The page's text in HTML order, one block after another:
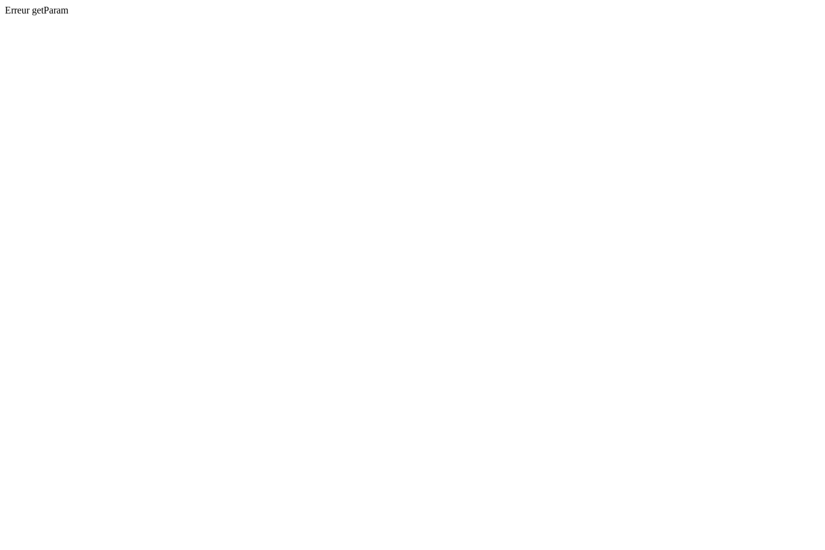
Erreur getParam